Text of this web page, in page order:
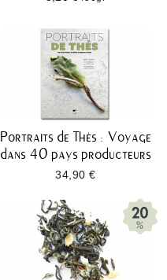
Portraits de Thés : Voyage
dans 40 pays producteurs
34,90 €